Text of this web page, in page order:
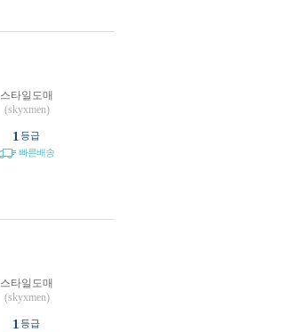
스타일도매
(skyxmen)
1 등급
빠른배송
스타일도매
(skyxmen)
1 등급